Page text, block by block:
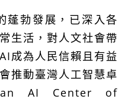
蓬勃發展，已深入各
生活，對人文社會帶
AI成為人民信賴且有益
推動臺灣人工智慧卓
AI Center of